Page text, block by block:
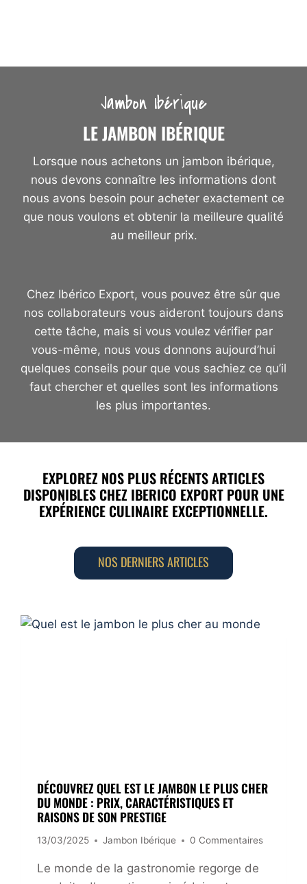
Jambon Ibérique
LE JAMBON IBÉRIQUE
Lorsque nous achetons un jambon ibérique,
nous devons connaître les informations dont
nous avons besoin pour acheter exactement ce
que nous voulons et obtenir la meilleure qualité
au meilleur prix.
Chez Ibérico Export, vous pouvez être sûr que
nos collaborateurs vous aideront toujours dans
cette tâche, mais si vous voulez vérifier par
vous-même, nous vous donnons aujourd’hui
quelques conseils pour que vous sachiez ce qu’il
faut chercher et quelles sont les informations
les plus importantes.
EXPLOREZ NOS PLUS RÉCENTS ARTICLES
DISPONIBLES CHEZ IBERICO EXPORT POUR UNE
EXPÉRIENCE CULINAIRE EXCEPTIONNELLE.
NOS DERNIERS ARTICLES
DÉCOUVREZ QUEL EST LE JAMBON LE PLUS CHER
DU MONDE : PRIX, CARACTÉRISTIQUES ET
RAISONS DE SON PRESTIGE
13/03/2025 Jambon Ibérique 0 Commentaires
Le monde de la gastronomie regorge de